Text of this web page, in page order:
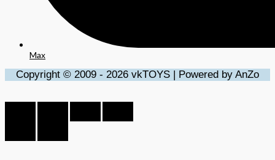
Max
Copyright © 2009 - 2026 vkTOYS | Powered by AnZo